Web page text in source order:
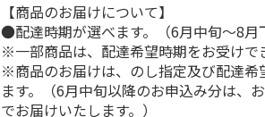
【商品のお届けについて】
●配達時期が選べます。（6月中旬～8月
※一部商品は、配達希望時期をお受けで
※商品のお届けは、のし指定及び配達希
ます。（6月中旬以降のお申込み分は、
でお届けいたします。）